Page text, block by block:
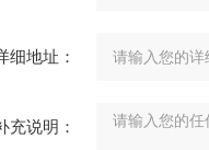
细地址：
充说明：